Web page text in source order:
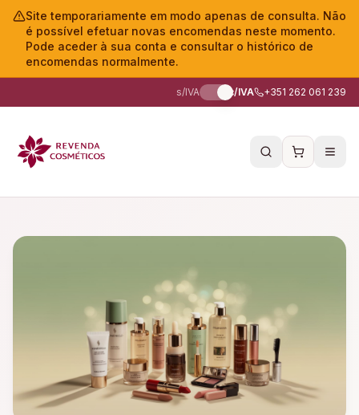
Site temporariamente em modo apenas de consulta. Não
é possível efetuar novas encomendas neste momento.
Pode aceder à sua conta e consultar o histórico de
encomendas normalmente.
s/IVA c/IVA +351 262 061 239